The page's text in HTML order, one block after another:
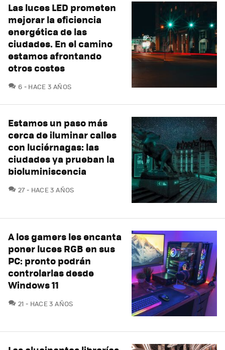
Las luces LED prometen
mejorar la eficiencia
energética de las
ciudades. En el camino
estamos afrontando
otros costes
6 COMENTARIOS
HACE 3 AÑOS
Estamos un paso más
cerca de iluminar calles
con luciérnagas: las
ciudades ya prueban la
bioluminiscencia
27COMENTARIOS
HACE 3 AÑOS
A los gamers les encanta
poner luces RGB en sus
PC: pronto podrán
controlarlas desde
Windows 11
21 COMENTARIOS
HACE 3 AÑOS